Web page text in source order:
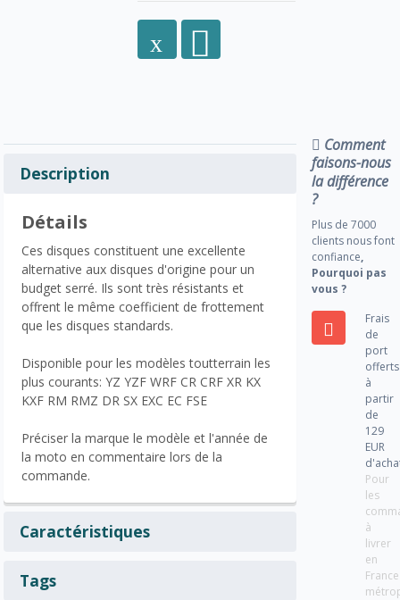
Description
Détails
Ces disques constituent une excellente
alternative aux disques d'origine pour un
budget serré. Ils sont très résistants et
offrent le même coefficient de frottement
que les disques standards.
Disponible pour les modèles toutterrain les
plus courants: YZ YZF WRF CR CRF XR KX
KXF RM RMZ DR SX EXC EC FSE
Préciser la marque le modèle et l'année de
la moto en commentaire lors de la
commande.
Caractéristiques
Tags
Comment
faisons-nous
la différence
?
Plus de 7000
clients nous font
confiance,
Pourquoi pas
vous ?
Frais
de
port
offerts
à
partir
de
129
EUR
Pour
les
à
livrer
en
France